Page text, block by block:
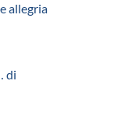
allegria
di